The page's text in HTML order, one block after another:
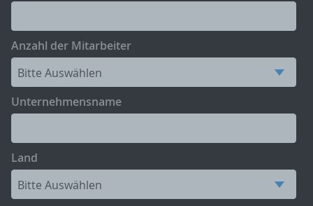
Anzahl der Mitarbeiter
Unternehmensname
Land